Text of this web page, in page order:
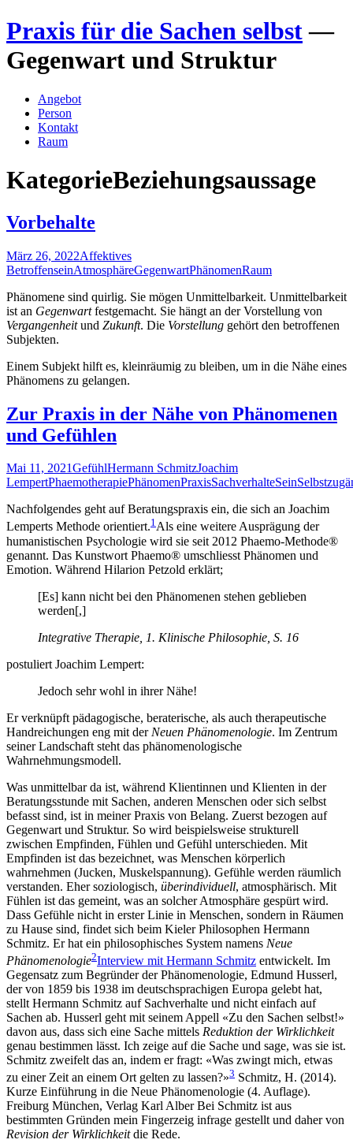
Zum
Inhalt
springen
Praxis für die Sachen selbst —
Gegenwart und Struktur
Angebot
Person
Kontakt
Raum
KategorieBeziehungsaussage
Vorbehalte
März 26, 2022Affektives
BetroffenseinAtmosphäreGegenwartPhänomenRaum
Phänomene sind quirlig. Sie mögen Unmittelbarkeit. Unmittelbarkeit
ist an Gegenwartfestgemacht. Sie hängt an der Vorstellung von
Vergangenheitund Zukunft. Die Vorstellung gehört den betroffenen
Subjekten.
Einem Subjekt hilft es, kleinräumig zu bleiben, um in die Nähe eines
Phänomens zu gelangen.
Zur Praxis in der Nähe von Phänomenen
und Gefühlen
Mai 11, 2021GefühlHermann SchmitzJoachim
LempertPhaemotherapiePhänomenPraxisSachverhalteSein
Nachfolgendes geht auf Beratungspraxis ein, die sich an Joachim
Lemperts Methode orientiert.1Als eine weitere Ausprägung der
humanistischen Psychologie wird sie seit 2012 Phaemo-Methode®
genannt. Das Kunstwort Phaemo® umschliesst Phänomen und
Emotion. Während Hilarion Petzold erklärt;
[Es] kann nicht bei den Phänomenen stehen geblieben
werden[,]
Integrative Therapie, 1. Klinische Philosophie, S. 16
postuliert Joachim Lempert:
Jedoch sehr wohl in ihrer Nähe!
Er verknüpft pädagogische, beraterische, als auch therapeutische
Handreichungen eng mit der Neuen Phänomenologie. Im Zentrum
seiner Landschaft steht das phänomenologische
Wahrnehmungsmodell.
Was unmittelbar da ist, während Klientinnen und Klienten in der
Beratungsstunde mit Sachen, anderen Menschen oder sich selbst
befasst sind, ist in meiner Praxis von Belang. Zuerst bezogen auf
Gegenwart und Struktur. So wird beispielsweise strukturell
zwischen Empfinden, Fühlen und Gefühl unterschieden. Mit
Empfinden ist das bezeichnet, was Menschen körperlich
wahrnehmen (Jucken, Muskelspannung). Gefühle werden räumlich
verstanden. Eher soziologisch, überindividuell, atmosphärisch. Mit
Fühlen ist das gemeint, was an solcher Atmosphäre gespürt wird.
Dass Gefühle nicht in erster Linie in Menschen, sondern in Räumen
zu Hause sind, findet sich beim Kieler Philosophen Hermann
Schmitz. Er hat ein philosophisches System namens Neue
Phänomenologie2Interview mit Hermann Schmitz entwickelt. Im
Gegensatz zum Begründer der Phänomenologie, Edmund Husserl,
der von 1859 bis 1938 im deutschsprachigen Europa gelebt hat,
stellt Hermann Schmitz auf Sachverhalte und nicht einfach auf
Sachen ab. Husserl geht mit seinem Appell «Zu den Sachen selbst!»
davon aus, dass sich eine Sache mittels Reduktion der Wirklichkeit
genau bestimmen lässt. Ich zeige auf die Sache und sage, was sie ist.
Schmitz zweifelt das an, indem er fragt: «Was zwingt mich, etwas
zu einer Zeit an einem Ort gelten zu lassen?»3 Schmitz, H. (2014).
Kurze Einführung in die Neue Phänomenologie (4. Auflage).
Freiburg München, Verlag Karl AlberBei Schmitz ist aus
bestimmten Gründen mein Fingerzeig infrage gestellt und daher von
Revision der Wirklichkeitdie Rede.